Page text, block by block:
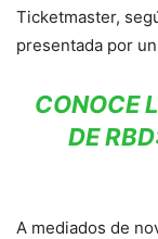
Ticketmaster,
presentada por
CONOCE
DE
A mediados de